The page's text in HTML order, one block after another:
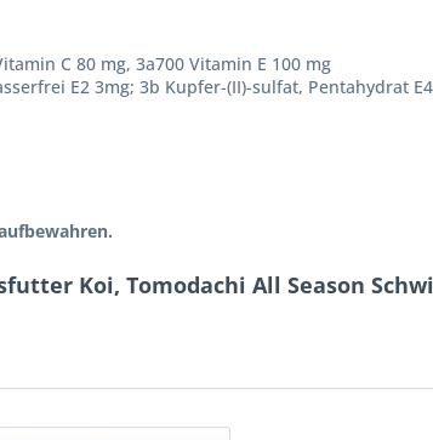
C 80 mg, 3a700 Vitamin E 100 mg
E2 3mg; 3b Kupfer-(II)-sulfat, Pentahydrat
Koi, Tomodachi All Season